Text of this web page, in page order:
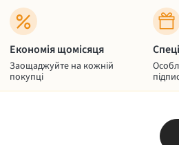
Економія щомісяця
Заощаджуйте на кожній
покупці